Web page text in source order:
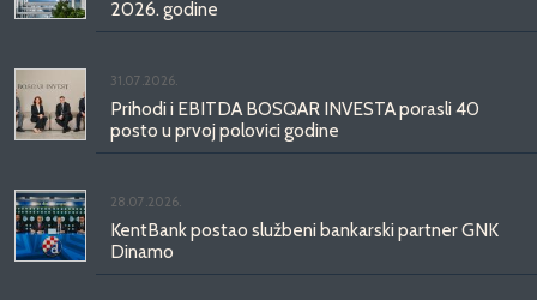
2026. godine
31.07.2026.
Prihodi i EBITDA BOSQAR INVESTA porasli 40
posto u prvoj polovici godine
28.07.2026.
KentBank postao službeni bankarski partner GNK
Dinamo